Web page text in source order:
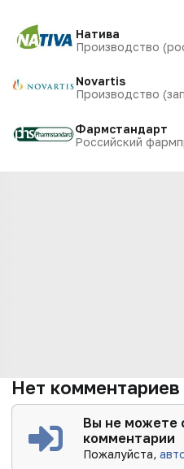
Натива
Производство
Novartis
Производство
Фармстандарт
Российский
Нет комментариев
Вы не можете
комментарии
Пожалуйста,